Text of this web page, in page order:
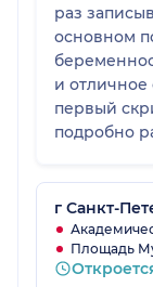
раз
основном
и отличное
первый
подробно
узи.
все
г Санкт-
Площадь